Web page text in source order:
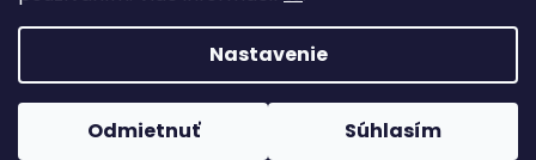
Nastavenie
Odmietnuť Súhlasím
Copyright 2026Herbazika. Všetky práva vyhradené.
Upraviť nastavenie cookies